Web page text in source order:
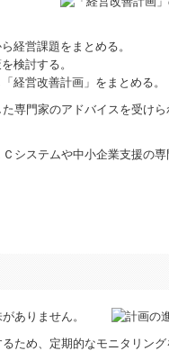
経営課題をまとめる。
検討する。
経営改善計画」をまとめる。
専門家のアドバイスを受けら
システムや中小企業支援の
ありません。
ため、定期的なモニタリング